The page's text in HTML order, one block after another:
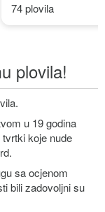
74 plovila
plovila!
u 19 godina
koje nude
sa ocjenom
bili zadovoljni su